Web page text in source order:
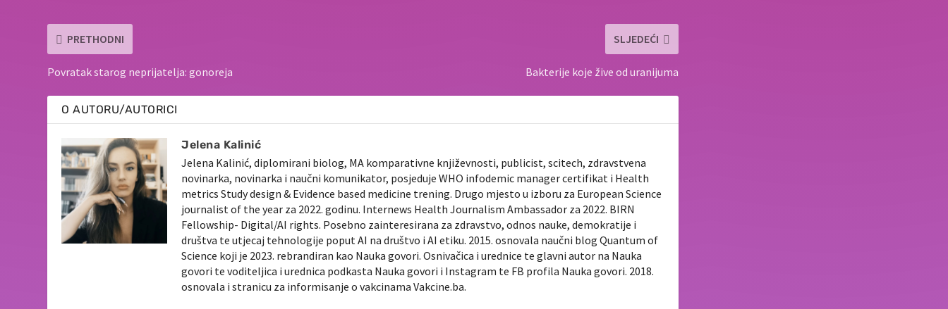
PRETHODNI
Povratak starog neprijatelja: gonoreja
SLJEDEĆI
Bakterije koje žive od uranijuma
O AUTORU/AUTORICI
Jelena Kalinić
Jelena Kalinić, diplomirani biolog, MA komparativne književnosti, publicist, scitech, zdravstvena
novinarka, novinarka i naučni komunikator, posjeduje WHO infodemic manager certifikat i Health
metrics Study design & Evidence based medicine trening. Drugo mjesto u izboru za European Science
journalist of the year za 2022. godinu. Internews Health Journalism Ambassador za 2022. BIRN
Fellowship- Digital/AI rights. Posebno zainteresirana za zdravstvo, odnos nauke, demokratije i
društva te utjecaj tehnologije poput AI na društvo i AI etiku. 2015. osnovala naučni blog Quantum of
Science koji je 2023. rebrandiran kao Nauka govori. Osnivačica i urednice te glavni autor na Nauka
govori te voditeljica i urednica podkasta Nauka govori i Instagram te FB profila Nauka govori. 2018.
osnovala i stranicu za informisanje o vakcinama Vakcine.ba.